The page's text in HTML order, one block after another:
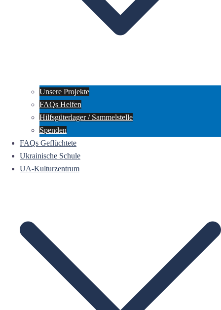
Unsere Projekte
FAQs Helfen
Hilfsgüterlager / Sammelstelle
Spenden
FAQs Geflüchtete
Ukrainische Schule
UA-Kulturzentrum